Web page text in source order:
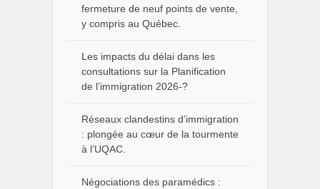
fermeture de neuf points de vente,
y compris au Québec.
Les impacts du délai dans les
consultations sur la Planification
de l’immigration 2026-?
Réseaux clandestins d’immigration
: plongée au cœur de la tourmente
à l’UQAC.
Négociations des paramédics :